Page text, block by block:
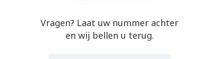
Vragen? Laat uw nummer achter
en wij bellen u terug.